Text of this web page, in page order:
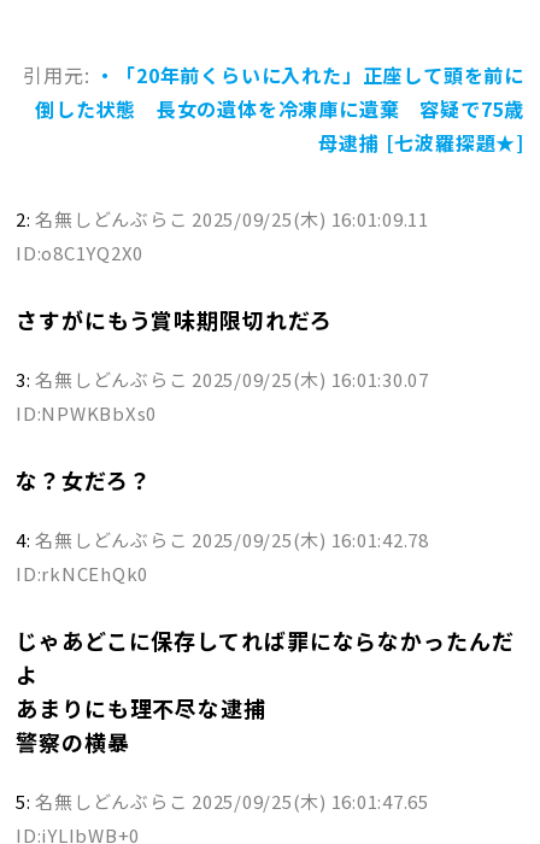
引用元: ・「20年前くらいに入れた」正座して頭を前に
倒した状態 長女の遺体を冷凍庫に遺棄 容疑で75歳
母逮捕 [七波羅探題★]
2:名無しどんぶらこ 2025/09/25(木) 16:01:09.11
ID:o8C1YQ2X0
さすがにもう賞味期限切れだろ
3:名無しどんぶらこ 2025/09/25(木) 16:01:30.07
ID:NPWKBbXs0
な？女だろ？
4:名無しどんぶらこ 2025/09/25(木) 16:01:42.78
ID:rkNCEhQk0
じゃあどこに保存してれば罪にならなかったんだ
よ
あまりにも理不尽な逮捕
警察の横暴
5:名無しどんぶらこ 2025/09/25(木) 16:01:47.65
ID:iYLIbWB+0